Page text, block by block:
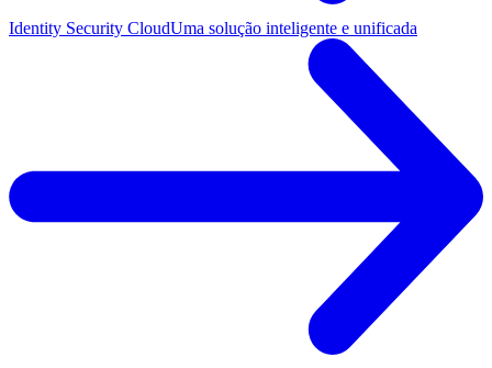
Identity Security CloudUma solução inteligente e unificada